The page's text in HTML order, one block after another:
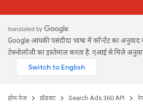
Google आपकी पसंदीदा भाषा में कॉन्टेंट का
टेक्नोलॉजी का इस्तेमाल करता है. एआई से मिले
होम पेज प्रॉडक्ट Search Ads 360 API